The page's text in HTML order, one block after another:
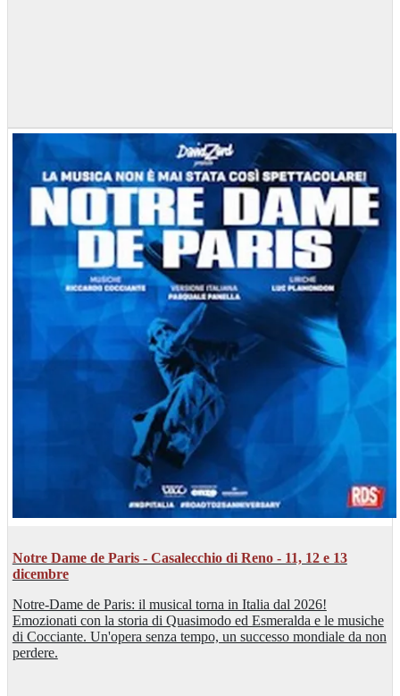
Notre Dame de Paris - Casalecchio di Reno - 11, 12 e 13
dicembre
Notre-Dame de Paris: il musical torna in Italia dal 2026!
Emozionati con la storia di Quasimodo ed Esmeralda e le musiche
di Cocciante. Un'opera senza tempo, un successo mondiale da non
perdere.